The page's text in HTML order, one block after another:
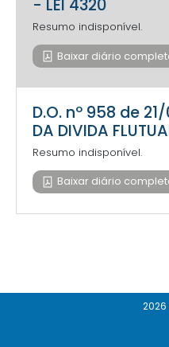
- LEI 4320
Resumo indisponível.
Baixar diário
D.O. nº 958 de
DA DIVIDA
Resumo indisponível.
Baixar diário
2026